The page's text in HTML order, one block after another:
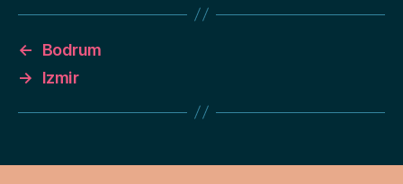
←
Bodrum
→
Izmir